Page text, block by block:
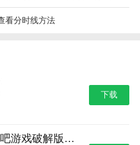
看分时线方法
下载
布鲁伊一起玩吧游戏破解版_布鲁伊：一起玩吧